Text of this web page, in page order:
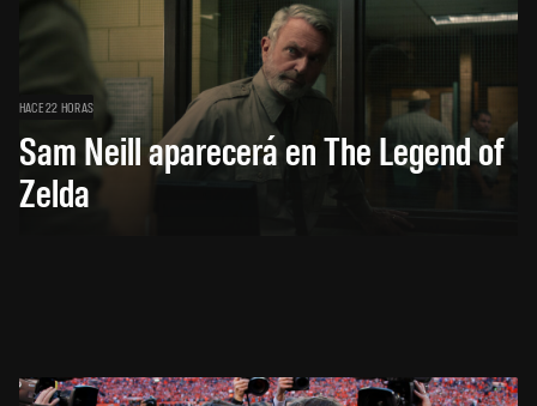
HACE 22 HORAS
Sam Neill aparecerá en The Legend of
Zelda